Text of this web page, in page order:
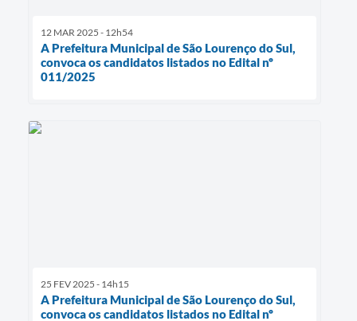
12 MAR 2025 - 12h54
A Prefeitura Municipal de São Lourenço do Sul,
convoca os candidatos listados no Edital nº
011/2025
25 FEV 2025 - 14h15
A Prefeitura Municipal de São Lourenço do Sul,
convoca os candidatos listados no Edital nº